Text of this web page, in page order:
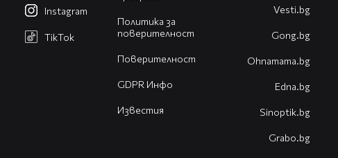
Политика за
поверителност
Поверителност
GDPR Инфо
Известия
Instagram
TikTok
Vesti.bg
Gong.bg
Оhnamama.bg
Edna.bg
Sinoptik.bg
Grabo.bg